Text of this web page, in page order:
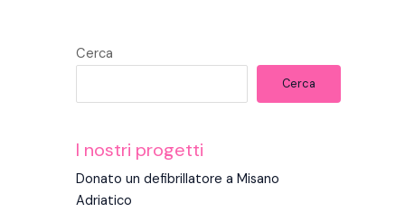
Cerca
Cerca
I nostri progetti
Donato un defibrillatore a Misano
Adriatico